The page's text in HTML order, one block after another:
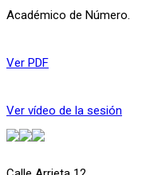
Académico de Número.
Ver PDF
Ver vídeo de la sesión